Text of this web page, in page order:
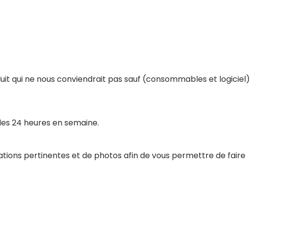
qui ne nous conviendrait pas sauf (consommables et logiciel)
24 heures en semaine.
pertinentes et de photos afin de vous permettre de faire